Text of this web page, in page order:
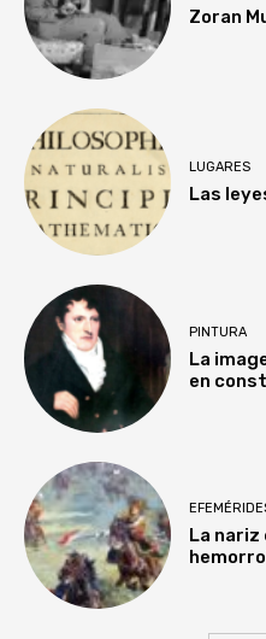
Zoran
LUGARES
Las
PINTURA
La
en
La